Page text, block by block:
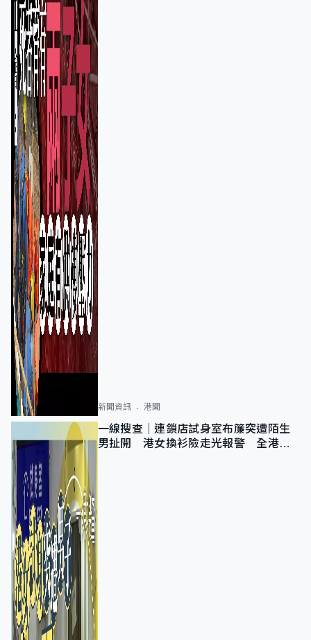
新聞資訊 港聞
一線搜查｜連鎖店試身室布簾突遭陌生
男扯開 港女換衫險走光報警 全港分